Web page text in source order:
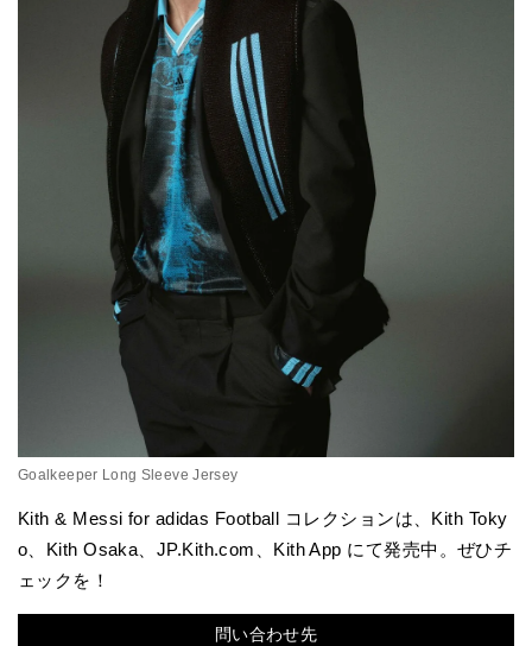
Goalkeeper Long Sleeve Jersey
Kith & Messi for adidas Football コレクションは、Kith Toky
o、Kith Osaka、JP.Kith.com、Kith App にて発売中。ぜひチ
ェックを！
問い合わせ先